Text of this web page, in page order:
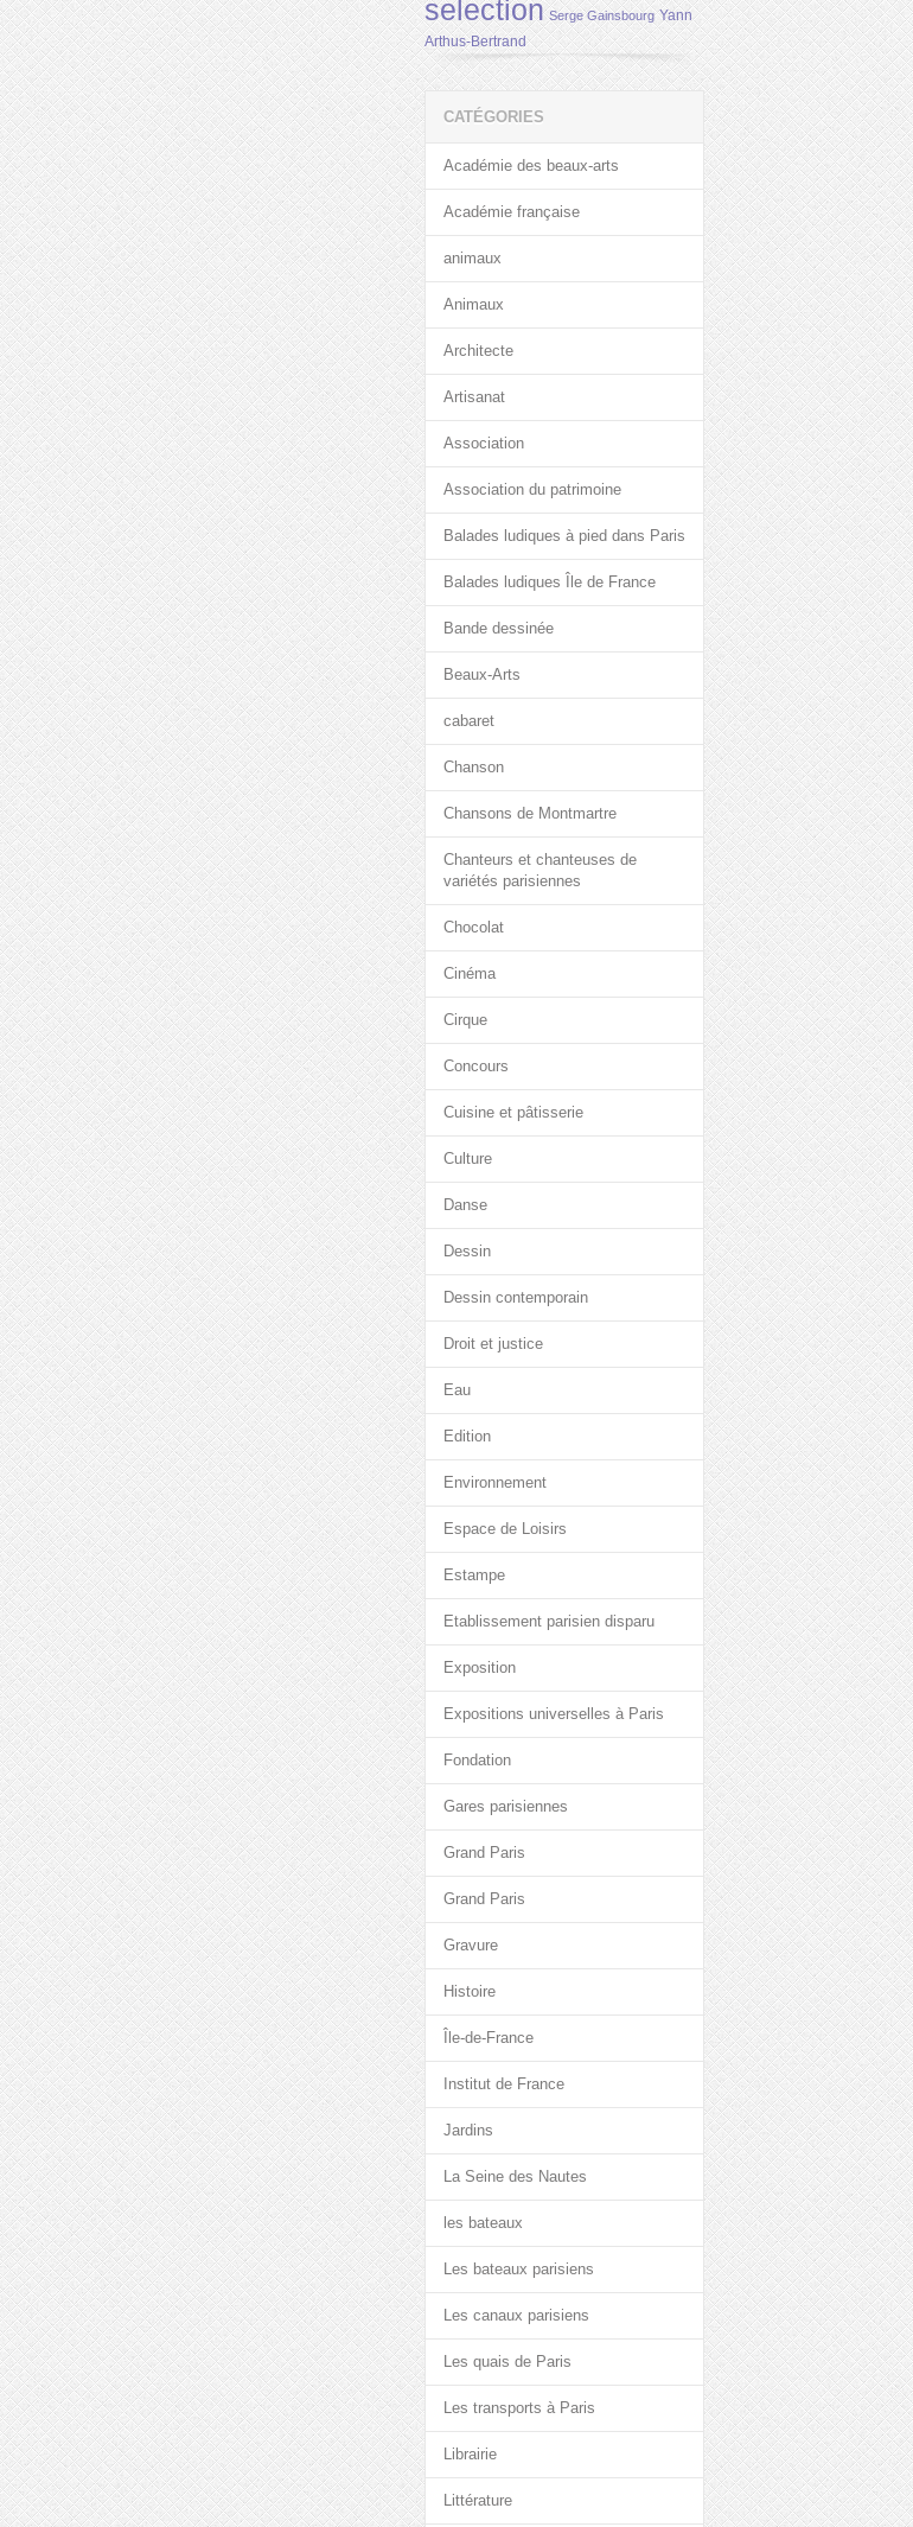
selection Serge Gainsbourg Yann
Arthus-Bertrand
CATÉGORIES
Académie des beaux-arts
Académie française
animaux
Animaux
Architecte
Artisanat
Association
Association du patrimoine
Balades ludiques à pied dans Paris
Balades ludiques Île de France
Bande dessinée
Beaux-Arts
cabaret
Chanson
Chansons de Montmartre
Chanteurs et chanteuses de
variétés parisiennes
Chocolat
Cinéma
Cirque
Concours
Cuisine et pâtisserie
Culture
Danse
Dessin
Dessin contemporain
Droit et justice
Eau
Edition
Environnement
Espace de Loisirs
Estampe
Etablissement parisien disparu
Exposition
Expositions universelles à Paris
Fondation
Gares parisiennes
Grand Paris
Grand Paris
Gravure
Histoire
Île-de-France
Institut de France
Jardins
La Seine des Nautes
les bateaux
Les bateaux parisiens
Les canaux parisiens
Les quais de Paris
Les transports à Paris
Librairie
Littérature